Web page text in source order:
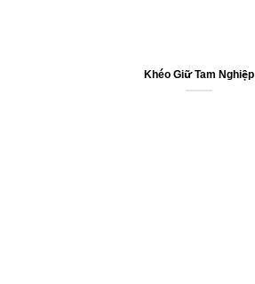
Khéo Giữ Tam Nghiệp